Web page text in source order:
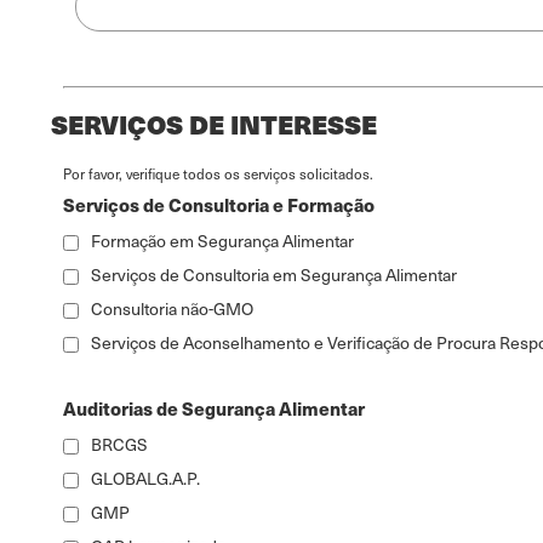
SERVIÇOS DE INTERESSE
Por favor, verifique todos os serviços solicitados.
Serviços de Consultoria e Formação
Formação em Segurança Alimentar
Serviços de Consultoria em Segurança Alimentar
Consultoria não-GMO
Serviços de Aconselhamento e Verificação de Procura
Auditorias de Segurança Alimentar
BRCGS
GLOBALG.A.P.
GMP